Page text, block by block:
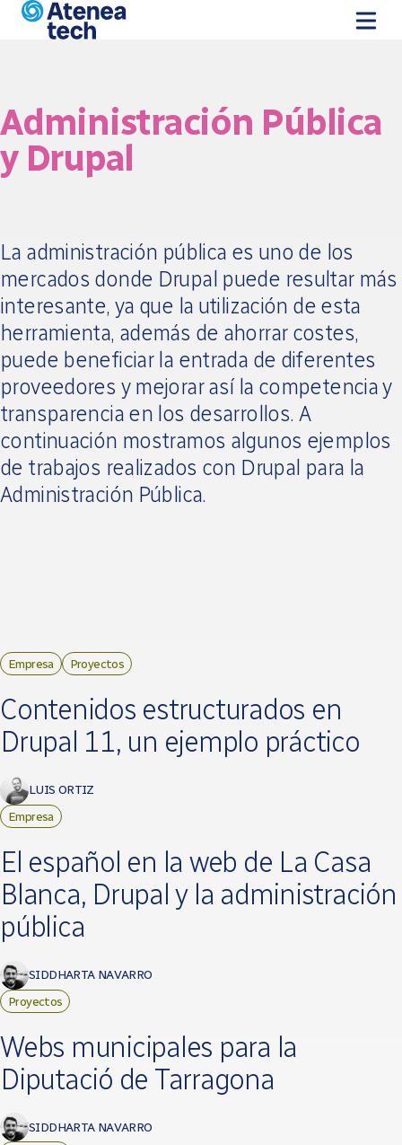
Vés al contingut
Administración Pública
y Drupal
La administración pública es uno de los
mercados donde Drupal puede resultar más
interesante, ya que la utilización de esta
herramienta, además de ahorrar costes,
puede beneficiar la entrada de diferentes
proveedores y mejorar así la competencia y
transparencia en los desarrollos. A
continuación mostramos algunos ejemplos
de trabajos realizados con Drupal para la
Administración Pública.
Empresa Proyectos
Contenidos estructurados en
Drupal 11, un ejemplo práctico
LUIS ORTIZ
Empresa
El español en la web de La Casa
Blanca, Drupal y la administración
pública
SIDDHARTA NAVARRO
Proyectos
Webs municipales para la
Diputació de Tarragona
SIDDHARTA NAVARRO